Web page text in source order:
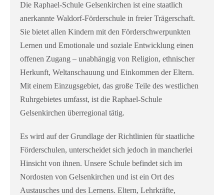
Die Raphael-Schule Gelsenkirchen ist eine staatlich
anerkannte Waldorf-Förderschule in freier Trägerschaft.
Sie bietet allen Kindern mit den Förderschwerpunkten
Lernen und Emotionale und soziale Entwicklung einen
offenen Zugang – unabhängig von Religion, ethnischer
Herkunft, Weltanschauung und Einkommen der Eltern.
Mit einem Einzugsgebiet, das große Teile des westlichen
Ruhrgebietes umfasst, ist die Raphael-Schule
Gelsenkirchen überregional tätig.
Es wird auf der Grundlage der Richtlinien für staatliche
Förderschulen, unterscheidet sich jedoch in mancherlei
Hinsicht von ihnen. Unsere Schule befindet sich im
Nordosten von Gelsenkirchen und ist ein Ort des
Austausches und des Lernens. Eltern, Lehrkräfte,